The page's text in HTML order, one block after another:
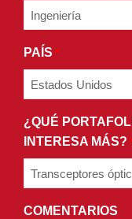
PAÍS *
¿QUÉ
INTERESA MÁS?
COMENTARIOS